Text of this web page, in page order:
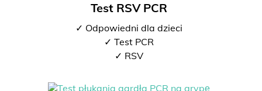
Test RSV PCR
✓ Odpowiedni dla dzieci
✓ Test PCR
✓ RSV